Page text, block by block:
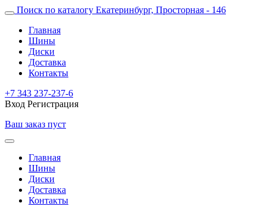
Поиск по каталогу Екатеринбург, Просторная - 146
Главная
Шины
Диски
Доставка
Контакты
+7 343 237-237-6
Вход Регистрация
Ваш заказ пуст
Главная
Шины
Диски
Доставка
Контакты